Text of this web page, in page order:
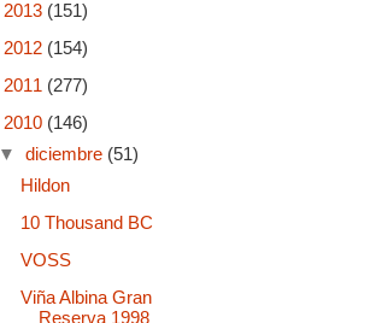
2013 (151)
2012 (154)
2011 (277)
2010 (146)
▼ diciembre (51)
Hildon
10 Thousand BC
VOSS
Viña Albina Gran
Reserva 1998